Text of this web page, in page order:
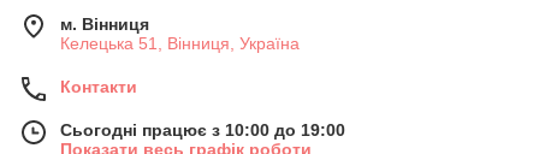
м. Вінниця
Келецька 51, Вінниця, Україна
Контакти
Сьогодні працює з 10:00 до 19:00
Показати весь графік роботи